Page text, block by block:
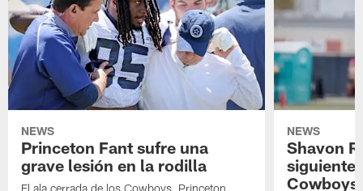
NEWS
Princeton Fant sufre una
grave lesión en la rodilla
El ala cerrada de los Cowboys, Princeton
NEWS
Shavon
siguiente
Cowboys